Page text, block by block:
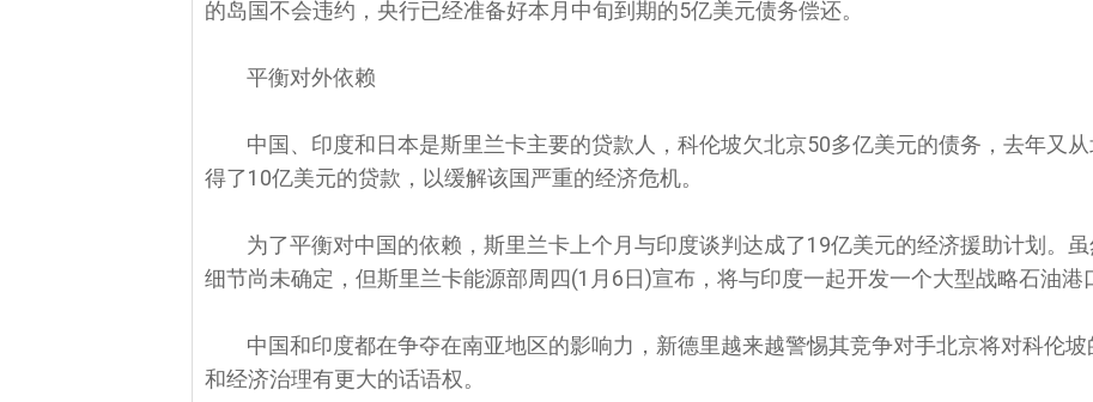
的岛国不会违约，央行已经准备好本月中旬到期的5亿美元债务偿还。
平衡对外依赖
中国、印度和日本是斯里兰卡主要的贷款人，科伦坡欠北京50多亿美元的债务，去年又
得了10亿美元的贷款，以缓解该国严重的经济危机。
为了平衡对中国的依赖，斯里兰卡上个月与印度谈判达成了19亿美元的经济援助计划。
细节尚未确定，但斯里兰卡能源部周四(1月6日)宣布，将与印度一起开发一个大型战略石油港
中国和印度都在争夺在南亚地区的影响力，新德里越来越警惕其竞争对手北京将对科伦坡
和经济治理有更大的话语权。